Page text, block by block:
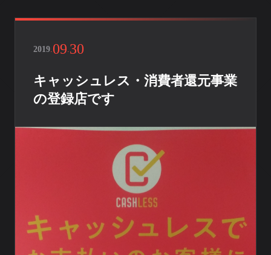
2019.09.30
キャッシュレス・消費者還元事業
の登録店です